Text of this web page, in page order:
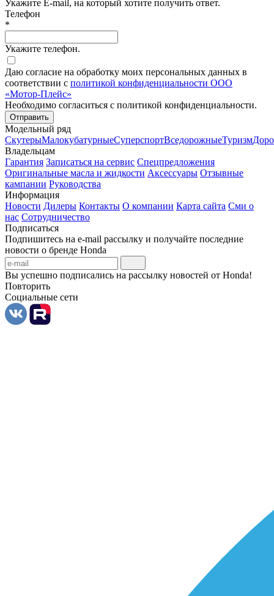
Укажите E-mail, на который хотите получить ответ.
Телефон
*
Укажите телефон.
Даю согласие на обработку моих персональных данных в
соответствии с политикой конфиденциальности ООО
«Мотор-Плейс»
Необходимо согласиться с политикой конфиденциальности.
Отправить
Модельный ряд
СкутерыМалокубатурныеСуперспортВседорожныеТуризм
Владельцам
Гарантия Записаться на сервис Спецпредложения
Оригинальные масла и жидкости Аксессуары Отзывные
кампании Руководства
Информация
Новости Дилеры Контакты О компании Карта сайта Сми о
нас Сотрудничество
Подписаться
Подпишитесь на e-mail рассылку и получайте последние
новости о бренде Honda
Вы успешно подписались на рассылку новостей от Honda!
Повторить
Социальные сети